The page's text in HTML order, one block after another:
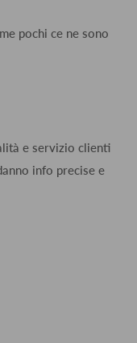
pochi ce ne sono
e servizio clienti
info precise e